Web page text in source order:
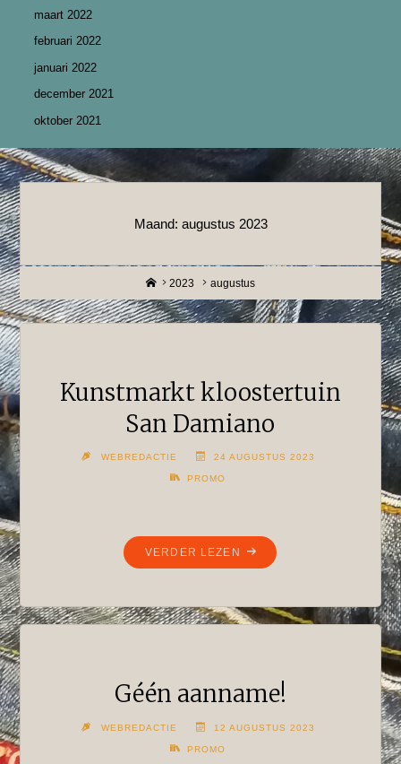
maart 2022
februari 2022
januari 2022
december 2021
oktober 2021
Maand: augustus 2023
Home
2023 augustus
Kunstmarkt kloostertuin
San Damiano
WEBREDACTIE 24 AUGUSTUS 2023
PROMO
VERDER LEZEN
"KUNSTMARKT
KLOOSTERTUIN
DAMIANO"
Géén aanname!
WEBREDACTIE 12 AUGUSTUS 2023
PROMO